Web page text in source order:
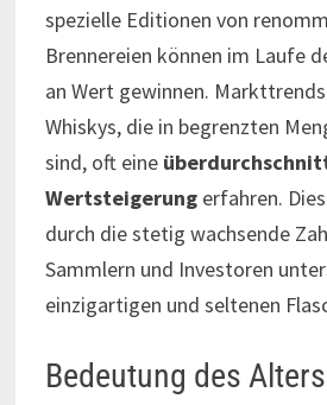
spezielle Editionen von
Brennereien können im Laufe
an Wert gewinnen.
Whiskys, die in begrenzten
sind, oft eine
Wertsteigerungerfahren.
durch die stetig wachsende
Sammlern und Investoren
einzigartigen und seltenen
Bedeutung des Alters